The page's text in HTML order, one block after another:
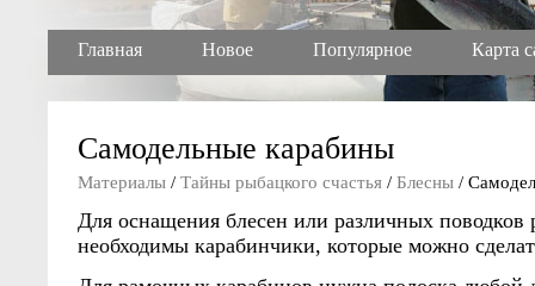
Главная Новое Популярное Карта
Самодельные карабины
Материалы / Тайны рыбацкого счастья / Блесны /
Для оснащения блесен или различных поводков
необходимы карабинчики, которые можно